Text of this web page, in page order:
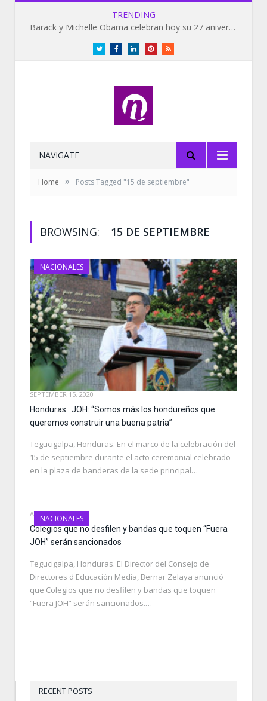
TRENDING
Barack y Michelle Obama celebran hoy su 27 aniversario de bodas
TwitterFacebookLinkedInPinterestRSS
NAVIGATE
Home » Posts Tagged "15 de septiembre"
BROWSING: 15 DE SEPTIEMBRE
NACIONALES
SEPTEMBER 15, 2020
Honduras : JOH: “Somos más los hondureños que
queremos construir una buena patria”
Tegucigalpa, Honduras. En el marco de la celebración del
15 de septiembre durante el acto ceremonial celebrado
en la plaza de banderas de la sede principal…
NACIONALES
AUGUST 29, 2019
Colegios que no desfilen y bandas que toquen “Fuera
JOH” serán sancionados
Tegucigalpa, Honduras. El Director del Consejo de
Directores d Educación Media, Bernar Zelaya anunció
que Colegios que no desfilen y bandas que toquen
“Fuera JOH” serán sancionados.…
RECENT POSTS